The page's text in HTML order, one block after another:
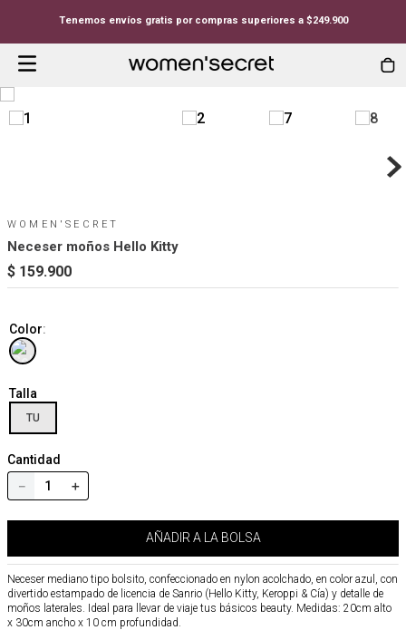
Tenemos envíos gratis por compras superiores a $249.900
WOMEN'SECRET
Neceser moños Hello Kitty
$ 159.900
Color:
Talla
TU
Cantidad
＋
－
AÑADIR A LA BOLSA
Neceser mediano tipo bolsito, confeccionado en nylon acolchado, en color azul, con
divertido estampado de licencia de Sanrio (Hello Kitty, Keroppi & Cía) y detalle de
moños laterales. Ideal para llevar de viaje tus básicos beauty. Medidas: 20cm alto
x 30cm ancho x 10 cm profundidad.